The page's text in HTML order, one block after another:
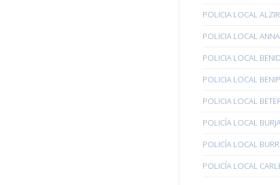
POLICIA LOCAL
POLICIA LOCAL ANNA
POLICIA LOCAL
POLICIA LOCAL
POLICIA LOCAL
POLICÍA LOCAL
POLICÍA LOCAL
POLICÍA LOCAL